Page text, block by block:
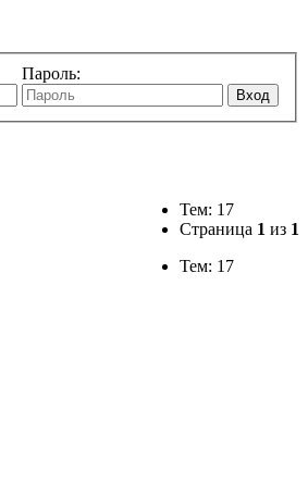
Пароль:
Вход
Тем: 17
Страница 1 из 1
Тем: 17